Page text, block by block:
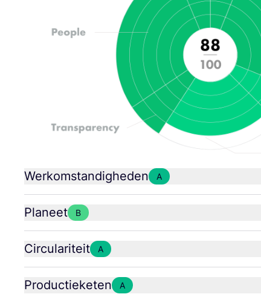
Werkomstandigheden A
Planeet B
Circulariteit A
Productieketen A